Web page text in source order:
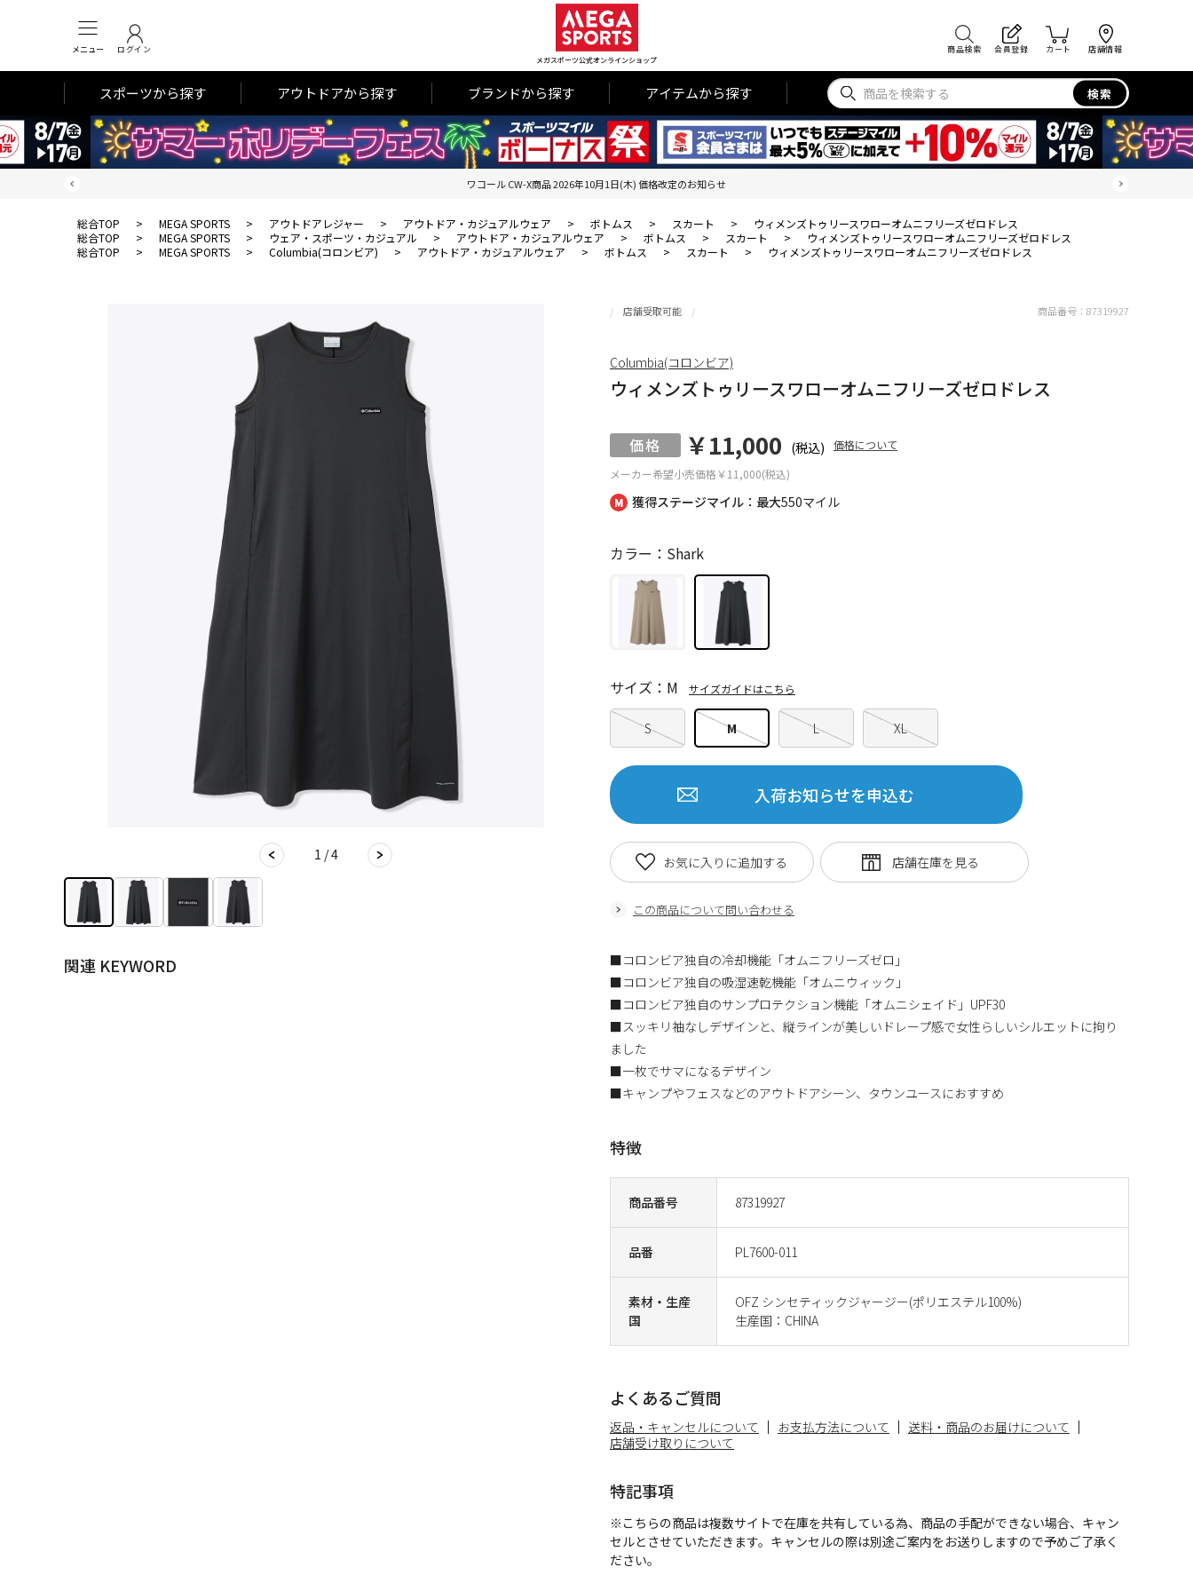
メニュー ログイン
メガスポーツ公式オンラインショップ
商品検索 会員登録 カート 店舗情報
スポーツから探す アウトドアから探す ブランドから探す アイテムから探す 検索
ワコール CW-X商品 2026年10月1日(木) 価格改定のお知らせ
総合TOP > MEGA SPORTS > アウトドアレジャー > アウトドア・カジュアルウェア > ボトムス > スカート >
ウィメンズトゥリースワローオムニフリーズゼロドレス
総合TOP
> MEGA SPORTS > ウェア・スポーツ・カジュアル > アウトドア・カジュアルウェア > ボトムス > スカート >
ウィメンズトゥリースワローオムニフリーズゼロドレス
総合TOP
> MEGA SPORTS > Columbia(コロンビア) > アウトドア・カジュアルウェア > ボトムス > スカート > ウィメンズトゥリースワローオムニフリーズゼロドレス
1 / 4
関連 KEYWORD
獲得ステージマイル：最大550マイル
店舗受取可能
ウィメンズトゥリースワローオムニフリーズゼロドレス
メーカー希望小売価格￥11,000(税込)
￥11,000 (税込) 価格について
商品番号 87319927
品番 PL7600-011
素材・生産
国
OFZ シンセティックジャージー(ポリエステル100%)
生産国：CHINA
カラー：Shark
S M L XL
サイズ：M サイズガイドはこちら
入荷お知らせを申込む
この商品について問い合わせる
お気に入りに追加する
商品番号： 87319927
Columbia(コロンビア)
■コロンビア独自の冷却機能「オムニフリーズゼロ」
■コロンビア独自の吸湿速乾機能「オムニウィック」
■コロンビア独自のサンプロテクション機能「オムニシェイド」UPF30
■スッキリ袖なしデザインと、縦ラインが美しいドレープ感で女性らしいシルエットに拘り
ました
■一枚でサマになるデザイン
■キャンプやフェスなどのアウトドアシーン、タウンユースにおすすめ
特徴
よくあるご質問
返品・キャンセルについて お支払方法について
送料・商品のお届けについて
店舗受け取りについて
特記事項
※こちらの商品は複数サイトで在庫を共有している為、商品の手配ができない場合、キャン
セルとさせていただきます。キャンセルの際は別途ご案内をお送りしますので予めご了承く
ださい。